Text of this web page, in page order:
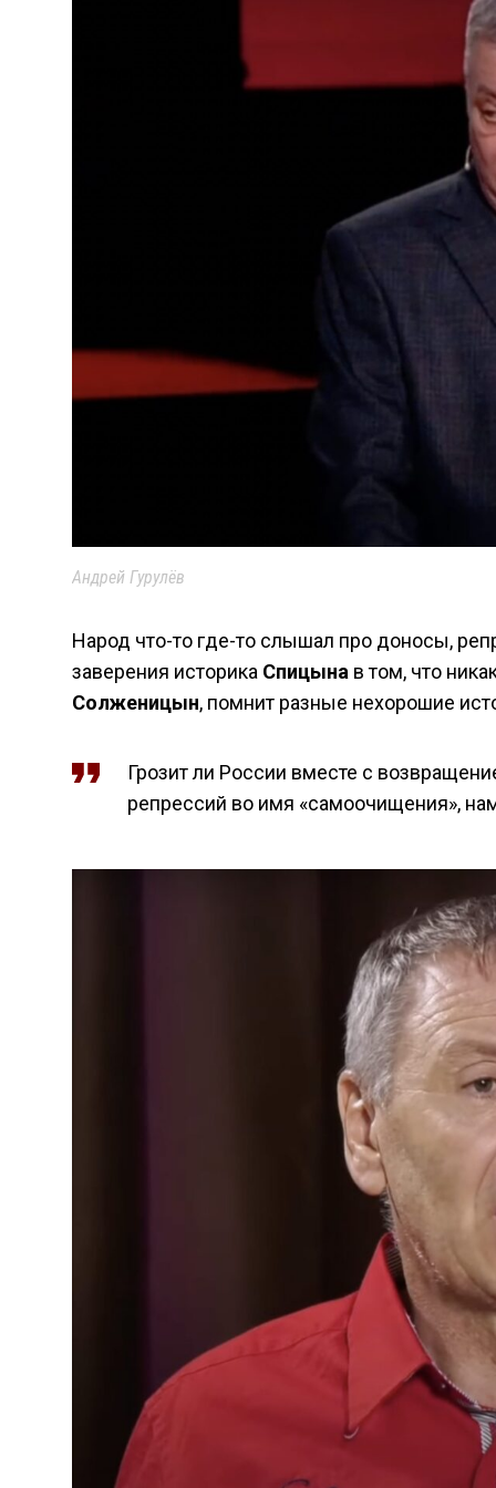
Андрей Гурулёв
Народ что-то где-то слышал про доносы,
заверения историка Спицынав том, что
Солженицын, помнит разные нехорошие
Грозит ли России вместе с
репрессий во имя «самоочищения»,